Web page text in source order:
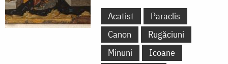
Acatist
Paraclis
Canon
Rugăciuni
Minuni
Icoane